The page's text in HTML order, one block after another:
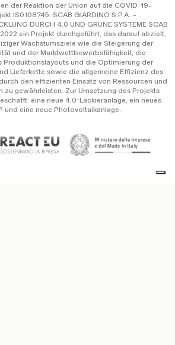
der Reaktion der Union auf die COVID-19-
IS0108745: SCAB GIARDINO S.P.A. –
DURCH 4.0 UND GRÜNE SYSTEME SCAB
2022 ein Projekt durchgeführt, das darauf abzielt,
Wachstumsziele wie die Steigerung der
und der Marktwettbewerbsfähigkeit, die
Produktionslayouts und die Optimierung der
Lieferkette sowie die allgemeine Effizienz des
den effizienten Einsatz von Ressourcen und
zu gewährleisten. Zur Umsetzung des Projekts
eine neue 4.0-Lackieranlage, ein neues
und eine neue Photovoltaikanlage.